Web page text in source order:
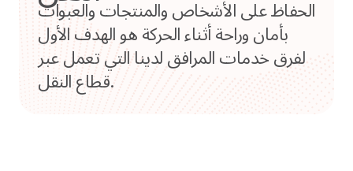
الحفاظ على الأشخاص والمنتجات والعبوات
بأمان وراحة أثناء الحركة هو الهدف الأول
لفرق خدمات المرافق لدينا التي تعمل عبر
قطاع النقل.